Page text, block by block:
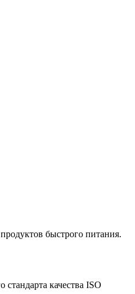
быстрого питания.
качества ISO